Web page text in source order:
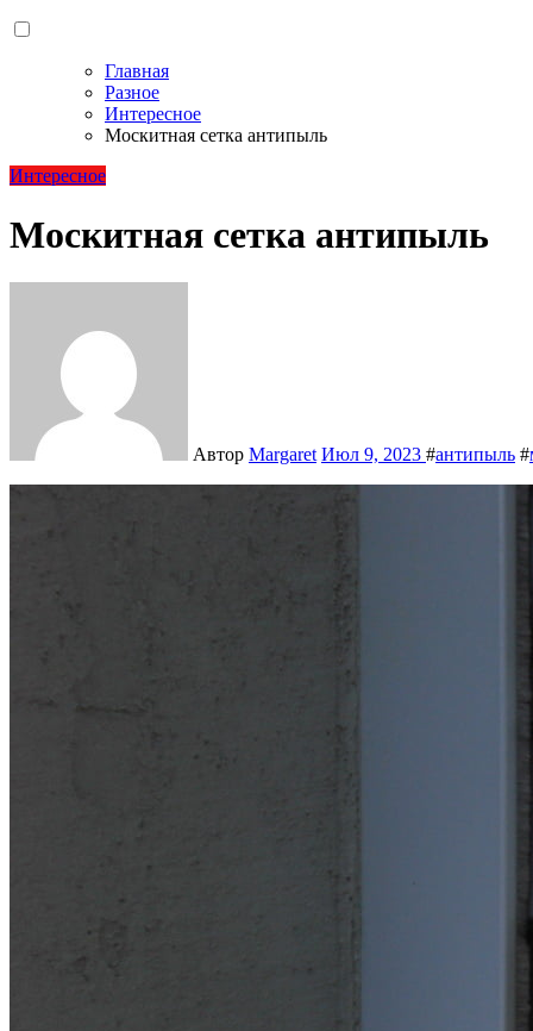
Главная
Разное
Интересное
Москитная сетка антипыль
Интересное
Москитная сетка антипыль
Автор Margaret Июл 9, 2023 #антипыль #